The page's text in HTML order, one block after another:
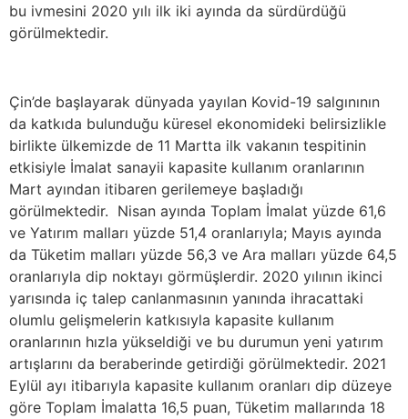
bu ivmesini 2020 yılı ilk iki ayında da sürdürdüğü
görülmektedir.
Çin’de başlayarak dünyada yayılan Kovid-19 salgınının
da katkıda bulunduğu küresel ekonomideki belirsizlikle
birlikte ülkemizde de 11 Martta ilk vakanın tespitinin
etkisiyle İmalat sanayii kapasite kullanım oranlarının
Mart ayından itibaren gerilemeye başladığı
görülmektedir. Nisan ayında Toplam İmalat yüzde 61,6
ve Yatırım malları yüzde 51,4 oranlarıyla; Mayıs ayında
da Tüketim malları yüzde 56,3 ve Ara malları yüzde 64,5
oranlarıyla dip noktayı görmüşlerdir. 2020 yılının ikinci
yarısında iç talep canlanmasının yanında ihracattaki
olumlu gelişmelerin katkısıyla kapasite kullanım
oranlarının hızla yükseldiği ve bu durumun yeni yatırım
artışlarını da beraberinde getirdiği görülmektedir. 2021
Eylül ayı itibarıyla kapasite kullanım oranları dip düzeye
göre Toplam İmalatta 16,5 puan, Tüketim mallarında 18